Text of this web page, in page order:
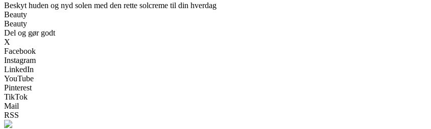
Beskyt huden og nyd solen med den rette solcreme til din hverdag
Beauty
Beauty
Del og gør godt
X
Facebook
Instagram
LinkedIn
YouTube
Pinterest
TikTok
Mail
RSS